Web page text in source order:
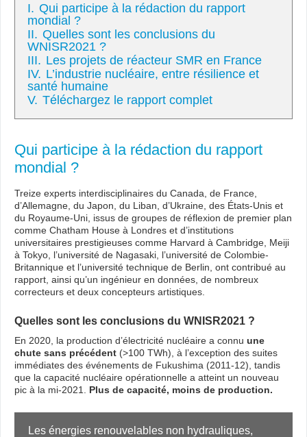
I. Qui participe à la rédaction du rapport
mondial ?
II. Quelles sont les conclusions du
WNISR2021 ?
III. Les projets de réacteur SMR en France
IV. L’industrie nucléaire, entre résilience et
santé humaine
V. Téléchargez le rapport complet
Qui participe à la rédaction du rapport
mondial ?
Treize experts interdisciplinaires du Canada, de France,
d’Allemagne, du Japon, du Liban, d’Ukraine, des États-Unis et
du Royaume-Uni, issus de groupes de réflexion de premier plan
comme Chatham House à Londres et d’institutions
universitaires prestigieuses comme Harvard à Cambridge, Meiji
à Tokyo, l’université de Nagasaki, l’université de Colombie-
Britannique et l’université technique de Berlin, ont contribué au
rapport, ainsi qu’un ingénieur en données, de nombreux
correcteurs et deux concepteurs artistiques.
Quelles sont les conclusions du WNISR2021 ?
En 2020, la production d’électricité nucléaire a connu une
chute sans précédent (>100 TWh), à l’exception des suites
immédiates des événements de Fukushima (2011-12), tandis
que la capacité nucléaire opérationnelle a atteint un nouveau
pic à la mi-2021. Plus de capacité, moins de production.
Les énergies renouvelables non hydrauliques,